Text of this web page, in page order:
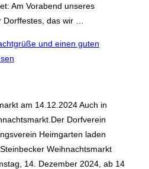
Am Vorabend unseres
das wir …
und einen guten
am 14.12.2024 Auch in
Dorfverein
Heimgarten laden
Weihnachtsmarkt
14. Dezember 2024, ab 14